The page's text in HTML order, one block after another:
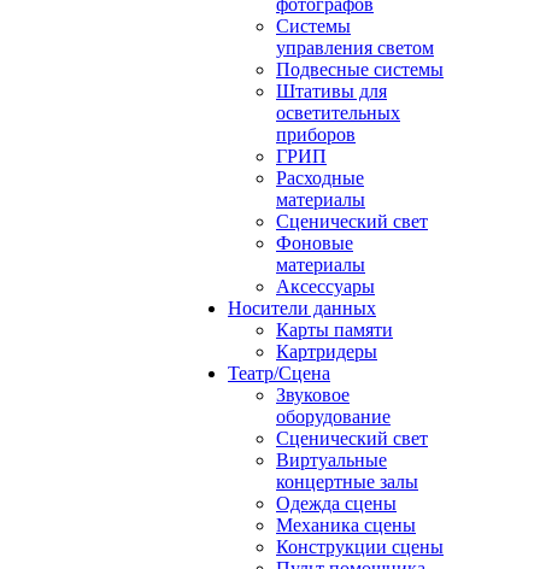
фотографов
Системы
управления светом
Подвесные системы
Штативы для
осветительных
приборов
ГРИП
Расходные
материалы
Сценический свет
Фоновые
материалы
Аксессуары
Носители данных
Карты памяти
Картридеры
Театр/Сцена
Звуковое
оборудование
Сценический свет
Виртуальные
концертные залы
Одежда сцены
Механика сцены
Конструкции сцены